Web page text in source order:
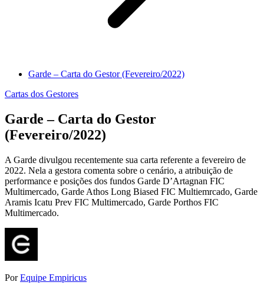
Garde – Carta do Gestor (Fevereiro/2022)
Cartas dos Gestores
Garde – Carta do Gestor
(Fevereiro/2022)
A Garde divulgou recentemente sua carta referente a fevereiro de
2022. Nela a gestora comenta sobre o cenário, a atribuição de
performance e posições dos fundos Garde D’Artagnan FIC
Multimercado, Garde Athos Long Biased FIC Multiemrcado, Garde
Aramis Icatu Prev FIC Multimercado, Garde Porthos FIC
Multimercado.
PorEquipe Empiricus